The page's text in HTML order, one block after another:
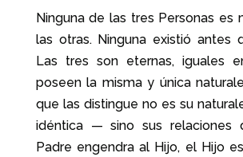
Ninguna de las tres Personas es
las otras. Ninguna existió antes
Las tres son eternas, iguales
poseen la misma y única
que las distingue no es su
idéntica — sino sus relaciones
Padre engendra al Hijo, el Hijo